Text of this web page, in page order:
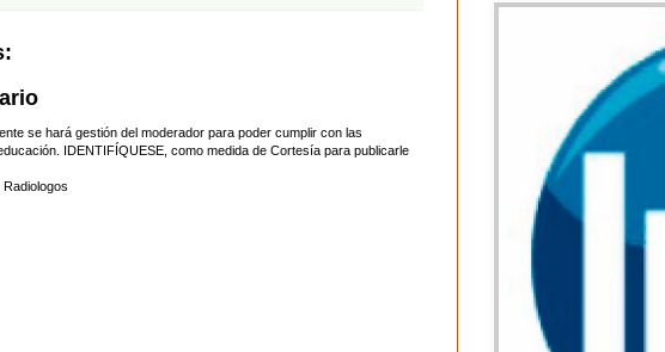
se hará gestión del moderador para poder cumplir con las
IDENTIFÍQUESE, como medida de Cortesía para publicarle